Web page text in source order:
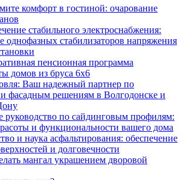
комфорт в гостиной: очарование
стабильного электроснабжения:
однофазных стабилизаторов напряжения
пенсионная программа
домов из бруса 6х6
Ваш надежный партнер по
фасадным решениям в Волгодонске и
руководство по сайдинговым профилям:
и функциональности вашего дома
и наука асфальтирования: обеспечение
и долговечности
мангал украшением дворовой